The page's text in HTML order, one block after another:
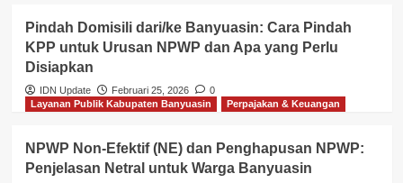
Pindah Domisili dari/ke Banyuasin: Cara Pindah
KPP untuk Urusan NPWP dan Apa yang Perlu
Disiapkan
IDN Update Februari 25, 2026
0
Layanan Publik Kabupaten Banyuasin
Perpajakan & Keuangan
NPWP Non-Efektif (NE) dan Penghapusan NPWP:
Penjelasan Netral untuk Warga Banyuasin